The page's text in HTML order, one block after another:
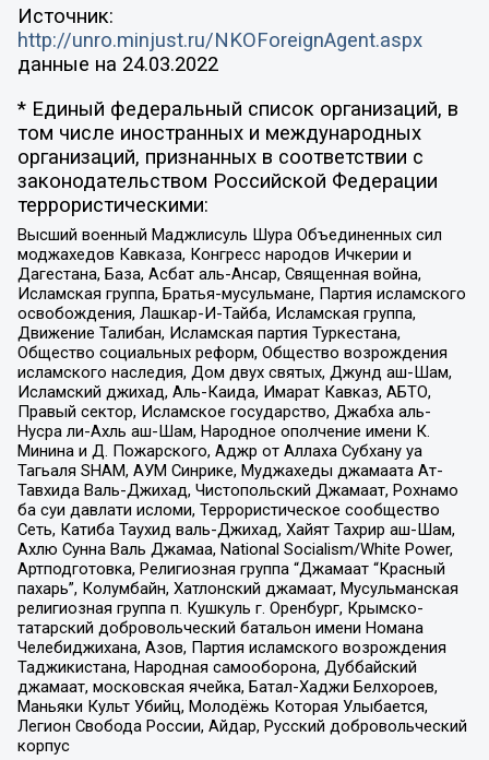
Источник:
http://unro.minjust.ru/NKOForeignAgent.aspx
данные на 24.03.2022
* Единый федеральный список организаций, в
том числе иностранных и международных
организаций, признанных в соответствии с
законодательством Российской Федерации
террористическими:
Высший военный Маджлисуль Шура Объединенных сил
моджахедов Кавказа, Конгресс народов Ичкерии и
Дагестана, База, Асбат аль-Ансар, Священная война,
Исламская группа, Братья-мусульмане, Партия исламского
освобождения, Лашкар-И-Тайба, Исламская группа,
Движение Талибан, Исламская партия Туркестана,
Общество социальных реформ, Общество возрождения
исламского наследия, Дом двух святых, Джунд аш-Шам,
Исламский джихад, Аль-Каида, Имарат Кавказ, АБТО,
Правый сектор, Исламское государство, Джабха аль-
Нусра ли-Ахль аш-Шам, Народное ополчение имени К.
Минина и Д. Пожарского, Аджр от Аллаха Субхану уа
Тагьаля SHAM, АУМ Синрике, Муджахеды джамаата Ат-
Тавхида Валь-Джихад, Чистопольский Джамаат, Рохнамо
ба суи давлати исломи, Террористическое сообщество
Сеть, Катиба Таухид валь-Джихад, Хайят Тахрир аш-Шам,
Ахлю Сунна Валь Джамаа, National Socialism/White Power,
Артподготовка, Религиозная группа “Джамаат “Красный
пахарь”, Колумбайн, Хатлонский джамаат, Мусульманская
религиозная группа п. Кушкуль г. Оренбург, Крымско-
татарский добровольческий батальон имени Номана
Челебиджихана, Азов, Партия исламского возрождения
Таджикистана, Народная самооборона, Дуббайский
джамаат, московская ячейка, Батал-Хаджи Белхороев,
Маньяки Культ Убийц, Молодёжь Которая Улыбается,
Легион Свобода России, Айдар, Русский добровольческий
корпус